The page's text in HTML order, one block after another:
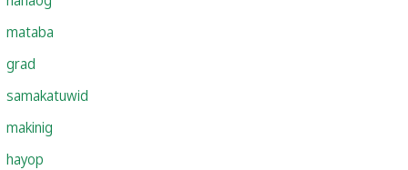
mataba
grad
samakatuwid
makinig
hayop